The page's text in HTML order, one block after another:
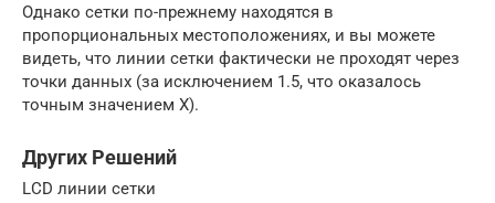
Однако сетки по-прежнему находятся в
пропорциональных местоположениях, и вы можете
видеть, что линии сетки фактически не проходят через
точки данных (за исключением 1.5, что оказалось
точным значением X).
Других Решений
LCD линии сетки